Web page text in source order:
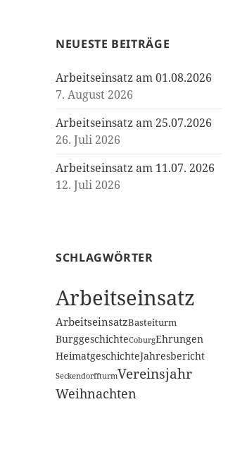
NEUESTE BEITRÄGE
Arbeitseinsatz am 01.08.2026
7. August 2026
Arbeitseinsatz am 25.07.2026
26. Juli 2026
Arbeitseinsatz am 11.07. 2026
12. Juli 2026
SCHLAGWÖRTER
Arbeitseinsatz
ArbeitseinsatzBasteiturm
BurggeschichteCoburgEhrungen
HeimatgeschichteJahresbericht
SeckendorffturmVereinsjahr
Weihnachten